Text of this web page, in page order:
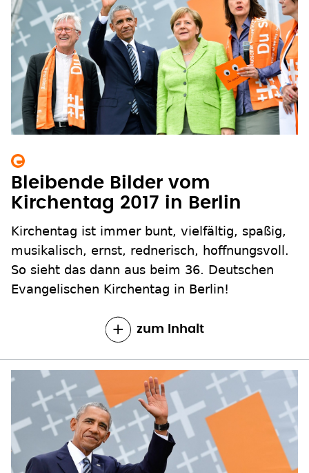
Bleibende Bilder vom
Kirchentag 2017 in Berlin
Kirchentag ist immer bunt, vielfältig, spaßig,
musikalisch, ernst, rednerisch, hoffnungsvoll.
So sieht das dann aus beim 36. Deutschen
Evangelischen Kirchentag in Berlin!
zum Inhalt